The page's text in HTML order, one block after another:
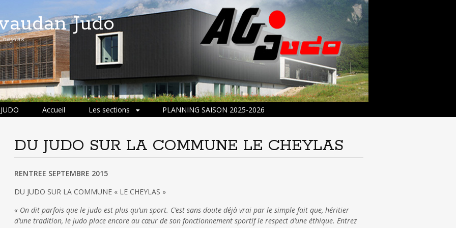
Judo
Accueil Les sections PLANNING SAISON 2025-2026
DU JUDO SUR LA COMMUNE LE CHEYLAS
RENTREE SEPTEMBRE 2015
DU JUDO SUR LA COMMUNE « LE CHEYLAS »
« On dit parfois que le judo est plus qu’un sport. C’est sans doute déjà vrai par le simple fait que, héritier
d’une tradition, le judo place encore au cœur de son fonctionnement sportif le respect d’une éthique. Entrez